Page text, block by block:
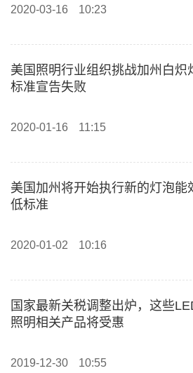
2020-03-16 10:23
美国照明行业组织挑战加州白炽
标准宣告失败
2020-01-16 11:15
美国加州将开始执行新的灯泡能
低标准
2020-01-02 10:16
国家最新关税调整出炉，这些
照明相关产品将受惠
2019-12-30 10:55